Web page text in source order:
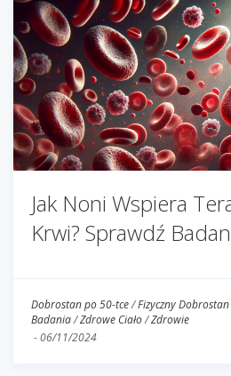
Jak Noni Wspiera
Krwi? Sprawdź
Dobrostan po 50-tce/Fizyczny Dobrostan
Badania/Zdrowe Ciało/Zdrowie
-06/11/2024